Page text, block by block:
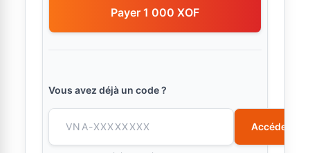
Payer 1 000 XOF
Vous avez déjà un code ?
Accéder